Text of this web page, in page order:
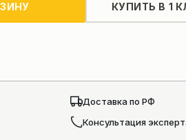
КУПИТЬ В 1
Доставка по РФ
Консультация